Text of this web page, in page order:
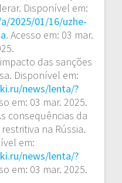
Disponível em:
2025/01/16/uzhe-
. Acesso em: 03 mar.
das sanções
Disponível em:
news/lenta/?
em: 03 mar. 2025.
consequências da
na Rússia.
em:
news/lenta/?
em: 03 mar. 2025.